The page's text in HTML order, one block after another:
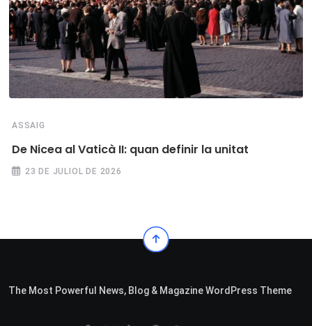
ASSAIG
De Nicea al Vaticà II: quan definir la unitat
23 DE JULIOL DE 2026
The Most Powerful News, Blog & Magazine WordPress Theme